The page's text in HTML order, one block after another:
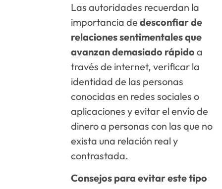
Las autoridades recuerdan la
importancia dedesconfiar de
relaciones sentimentales que
avanzan demasiado rápido a
través de internet, verificar la
identidad de las personas
conocidas en redes sociales o
aplicaciones y evitar el envío de
dinero a personas con las que no
exista una relación real y
contrastada.
Consejos para evitar este tipo